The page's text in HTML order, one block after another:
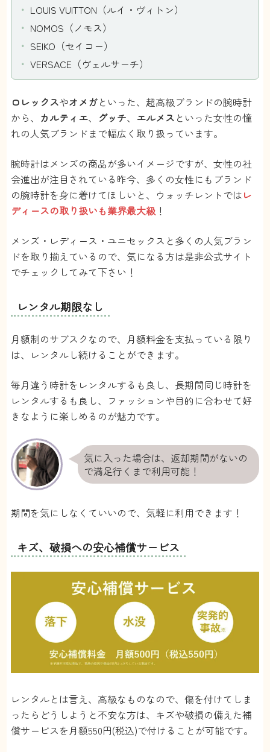
LOUIS VUITTON（ルイ・ヴィトン）
NOMOS（ノモス）
SEIKO（セイコー）
VERSACE（ヴェルサーチ）
ロレックスやオメガといった、超高級ブランドの腕時計
から、 カルティエ、 グッチ、 エルメス といった女性の憧
れの人気ブランドまで幅広く取り扱っています。
腕時計はメンズの商品が多いイメージですが、女性の社
会進出が注目されている昨今、多くの女性にもブランド
の腕時計を身に着けてほしいと、ウォッチレントではレ
ディースの取り扱いも業界最大級！
メンズ・レディース・ユニセックスと多くの人気ブラン
ドを取り揃えているので、気になる方は是非公式サイト
でチェックしてみて下さい！
レンタル期限なし
月額制のサブスクなので、月額料金を支払っている限り
は、レンタルし続けることができます。
毎月違う時計をレンタルするも良し、長期間同じ時計を
レンタルするも良し、ファッションや目的に合わせて好
きなように楽しめるのが魅力です。
気に入った場合は、返却期間がないの
で満足行くまで利用可能！
期間を気にしなくていいので、気軽に利用できます！
キズ、破損への安心補償サービス
レンタルとは言え、高級なものなので、傷を付けてしま
ったらどうしようと不安な方は、キズや破損の備えた補
償サービスを月額550円(税込)で付けることが可能です。